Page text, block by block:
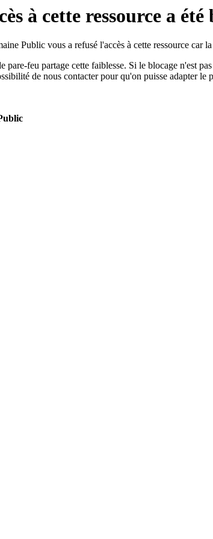
à cette ressource a été
Public vous a refusé l'accès à cette ressource car
pare-feu partage cette faiblesse. Si le blocage n'est
de nous contacter pour qu'on puisse adapter le